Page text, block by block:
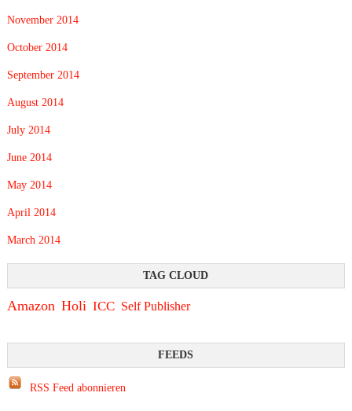
November 2014
October 2014
September 2014
August 2014
July 2014
June 2014
May 2014
April 2014
March 2014
Amazon Holi ICC Self Publisher
RSS Feed abonnieren